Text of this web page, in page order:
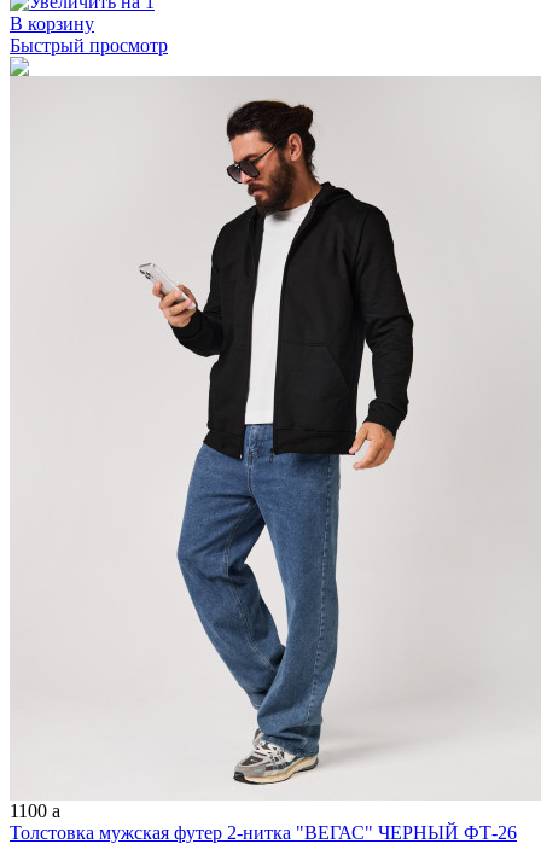
В корзину
Быстрый просмотр
1100 a
Толстовка мужская футер 2-нитка "ВЕГАС" ЧЕРНЫЙ ФТ-26